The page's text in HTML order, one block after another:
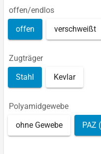
offen/endlos
offen verschweißt
Zugträger
Stahl Kevlar
Polyamidgewebe
ohne Gewebe PAZ